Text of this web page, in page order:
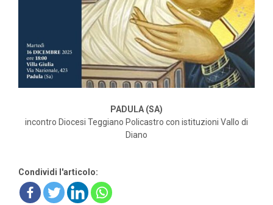
PADULA (SA)
incontro Diocesi Teggiano Policastro con istituzioni Vallo di
Diano
Condividi l'articolo: